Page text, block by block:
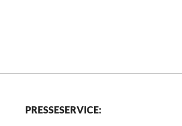
PRESSESERVICE: